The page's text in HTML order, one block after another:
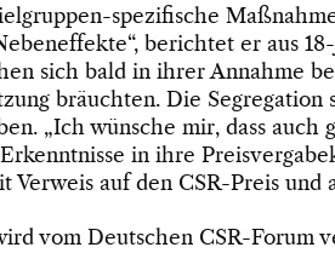
spezifische
berichtet er aus
sich bald in ihrer Annahme
bräuchten. Die Segregation
„Ich wünsche mir, dass auch
in ihre
Verweis auf den CSR-Preis und
vom Deutschen CSR-Forum